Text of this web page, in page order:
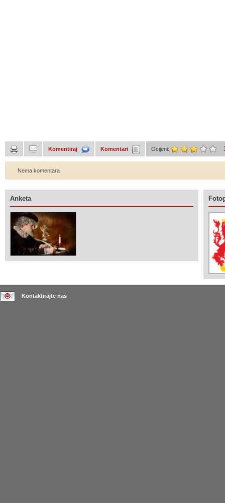
Komentiraj Komentari Ocijeni:
Nema komentara
Anketa
Kontaktirajte nas